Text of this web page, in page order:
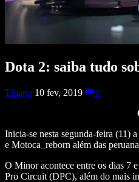
Dota 2: saiba tudo
Thiago 10 fev, 2019
0
Inicia-se nesta segunda-feira (11)
e Motoca_reborn além das
O Minor acontece entre os dias 7
Pro Circuit (DPC), além do mais